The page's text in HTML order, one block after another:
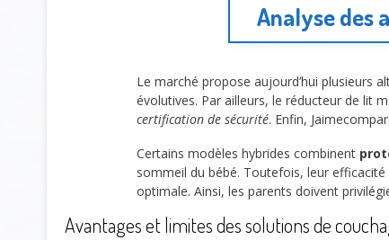
Analyse des
Le marché propose aujourd’hui plusieurs
évolutives. Par ailleurs, le réducteur de lit
certification de sécurité. Enfin,
Certains modèles hybrides combinent
sommeil du bébé. Toutefois, leur
optimale. Ainsi, les parents doivent
Avantages et limites des solutions de